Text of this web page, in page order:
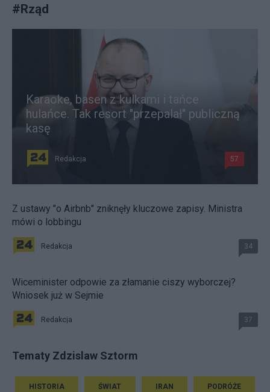
#Rząd
Karaoke, basen z kulkami i tańce
hulańce. Tak resort "przepalał" publiczną
kasę
Redakcja 57
Z ustawy "o Airbnb" zniknęły kluczowe zapisy. Ministra
mówi o lobbingu
Redakcja 34
Wiceminister odpowie za złamanie ciszy wyborczej?
Wniosek już w Sejmie
Redakcja 37
Tematy Zdzislaw Sztorm
HISTORIA ŚWIAT IRAN PODRÓŻE